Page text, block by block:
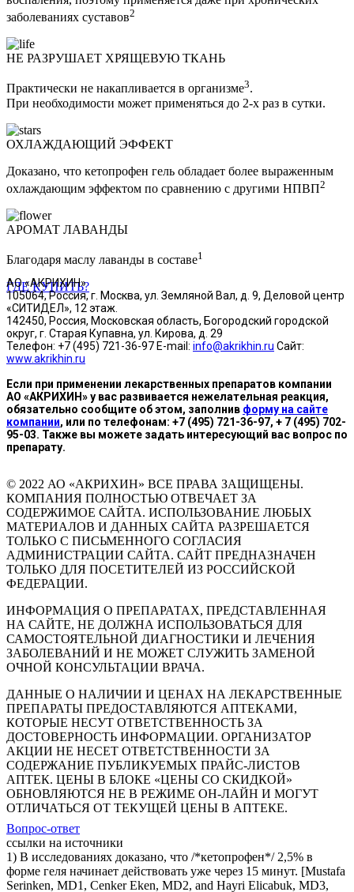
заболеваниях суставов2
НЕ РАЗРУШАЕТ ХРЯЩЕВУЮ ТКАНЬ
Практически не накапливается в организме3.
При необходимости может применяться до 2-х раз в сутки.
ОХЛАЖДАЮЩИЙ ЭФФЕКТ
Доказано, что кетопрофен гель обладает более выраженным
охлаждающим эффектом по сравнению с другими НПВП2
АРОМАТ ЛАВАНДЫ
Благодаря маслу лаванды в составе1
ГДЕ КУПИТЬ?
АО «АКРИХИН»
105064, Россия, г. Москва, ул. Земляной Вал, д. 9, Деловой центр
«СИТИДЕЛ», 12 этаж.
142450, Россия, Московская область, Богородский городской
округ, г. Старая Купавна, ул. Кирова, д. 29
Телефон: +7 (495) 721-36-97 E-mail: info@akrikhin.ru Сайт:
www.akrikhin.ru
Если при применении лекарственных препаратов компании
АО «АКРИХИН» у вас развивается нежелательная реакция,
обязательно сообщите об этом, заполнив форму на сайте
компании, или по телефонам: +7 (495) 721-36-97, + 7 (495) 702-
95-03. Также вы можете задать интересующий вас вопрос по
препарату.
© 2022 АО «АКРИХИН» ВСЕ ПРАВА ЗАЩИЩЕНЫ.
КОМПАНИЯ ПОЛНОСТЬЮ ОТВЕЧАЕТ ЗА
СОДЕРЖИМОЕ САЙТА. ИСПОЛЬЗОВАНИЕ ЛЮБЫХ
МАТЕРИАЛОВ И ДАННЫХ САЙТА РАЗРЕШАЕТСЯ
ТОЛЬКО С ПИСЬМЕННОГО СОГЛАСИЯ
АДМИНИСТРАЦИИ САЙТА. САЙТ ПРЕДНАЗНАЧЕН
ТОЛЬКО ДЛЯ ПОСЕТИТЕЛЕЙ ИЗ РОССИЙСКОЙ
ФЕДЕРАЦИИ.
ИНФОРМАЦИЯ О ПРЕПАРАТАХ, ПРЕДСТАВЛЕННАЯ
НА САЙТЕ, НЕ ДОЛЖНА ИСПОЛЬЗОВАТЬСЯ ДЛЯ
САМОСТОЯТЕЛЬНОЙ ДИАГНОСТИКИ И ЛЕЧЕНИЯ
ЗАБОЛЕВАНИЙ И НЕ МОЖЕТ СЛУЖИТЬ ЗАМЕНОЙ
ОЧНОЙ КОНСУЛЬТАЦИИ ВРАЧА.
ДАННЫЕ О НАЛИЧИИ И ЦЕНАХ НА ЛЕКАРСТВЕННЫЕ
ПРЕПАРАТЫ ПРЕДОСТАВЛЯЮТСЯ АПТЕКАМИ,
КОТОРЫЕ НЕСУТ ОТВЕТСТВЕННОСТЬ ЗА
ДОСТОВЕРНОСТЬ ИНФОРМАЦИИ. ОРГАНИЗАТОР
АКЦИИ НЕ НЕСЕТ ОТВЕТСТВЕННОСТИ ЗА
СОДЕРЖАНИЕ ПУБЛИКУЕМЫХ ПРАЙС-ЛИСТОВ
АПТЕК. ЦЕНЫ В БЛОКЕ «ЦЕНЫ СО СКИДКОЙ»
ОБНОВЛЯЮТСЯ НЕ В РЕЖИМЕ ОН-ЛАЙН И МОГУТ
ОТЛИЧАТЬСЯ ОТ ТЕКУЩЕЙ ЦЕНЫ В АПТЕКЕ.
Вопрос-ответ
ссылки на источники
1) В исследованиях доказано, что /*кетопрофен*/ 2,5% в
форме геля начинает действовать уже через 15 минут. [Mustafa
Serinken, MD1, Cenker Eken, MD2, and Hayri Elicabuk, MD3,